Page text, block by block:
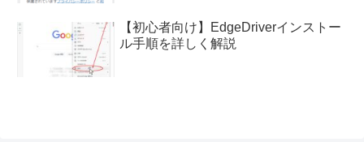
【初心者向け】EdgeDriverインストー
ル手順を詳しく解説